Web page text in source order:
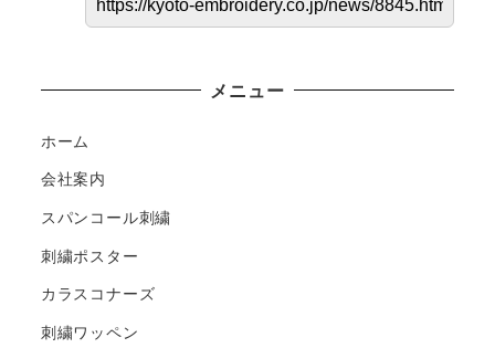
メニュー
ホーム
会社案内
スパンコール刺繍
刺繍ポスター
カラスコナーズ
刺繍ワッペン